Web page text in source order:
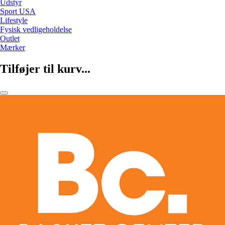
Udstyr
Sport USA
Lifestyle
Fysisk vedligeholdelse
Outlet
Mærker
Tilføjer til kurv...